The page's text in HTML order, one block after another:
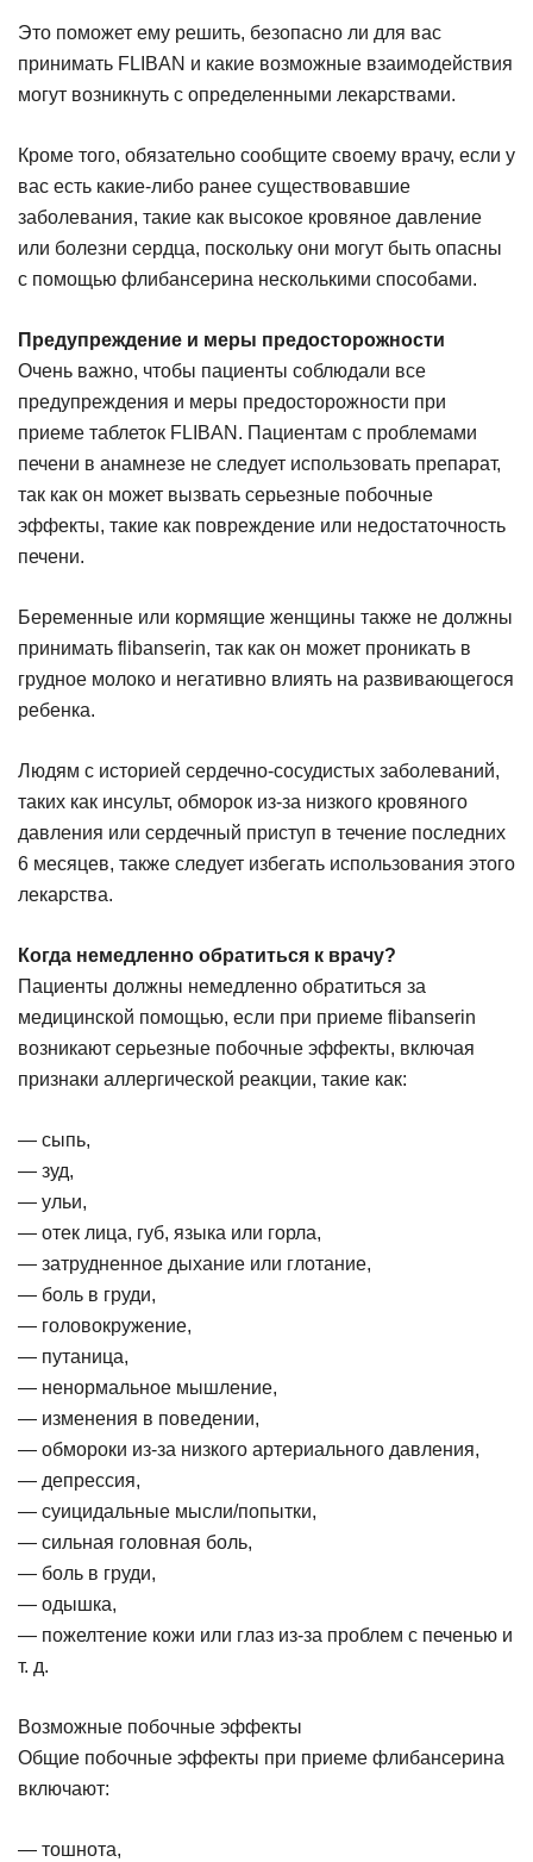
Это поможет ему решить, безопасно ли для вас
принимать FLIBAN и какие возможные взаимодействия
могут возникнуть с определенными лекарствами.
Кроме того, обязательно сообщите своему врачу, если у
вас есть какие-либо ранее существовавшие
заболевания, такие как высокое кровяное давление
или болезни сердца, поскольку они могут быть опасны
с помощью флибансерина несколькими способами.
Предупреждение и меры предосторожности
Очень важно, чтобы пациенты соблюдали все
предупреждения и меры предосторожности при
приеме таблеток FLIBAN. Пациентам с проблемами
печени в анамнезе не следует использовать препарат,
так как он может вызвать серьезные побочные
эффекты, такие как повреждение или недостаточность
печени.
Беременные или кормящие женщины также не должны
принимать flibanserin, так как он может проникать в
грудное молоко и негативно влиять на развивающегося
ребенка.
Людям с историей сердечно-сосудистых заболеваний,
таких как инсульт, обморок из-за низкого кровяного
давления или сердечный приступ в течение последних
6 месяцев, также следует избегать использования этого
лекарства.
Когда немедленно обратиться к врачу?
Пациенты должны немедленно обратиться за
медицинской помощью, если при приеме flibanserin
возникают серьезные побочные эффекты, включая
признаки аллергической реакции, такие как:
— сыпь,
— зуд,
— ульи,
— отек лица, губ, языка или горла,
— затрудненное дыхание или глотание,
— боль в груди,
— головокружение,
— путаница,
— ненормальное мышление,
— изменения в поведении,
— обмороки из-за низкого артериального давления,
— депрессия,
— суицидальные мысли/попытки,
— сильная головная боль,
— боль в груди,
— одышка,
— пожелтение кожи или глаз из-за проблем с печенью и
т. д.
Возможные побочные эффекты
Общие побочные эффекты при приеме флибансерина
включают:
— тошнота,